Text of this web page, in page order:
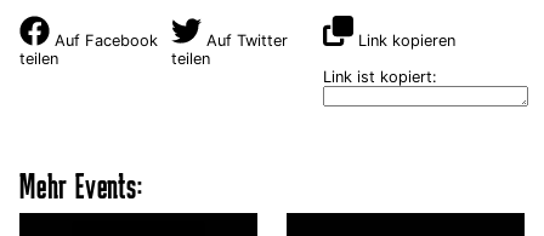
Auf Facebook
teilen
Auf Twitter
teilen
Link kopieren
Link ist kopiert:
Mehr Events: